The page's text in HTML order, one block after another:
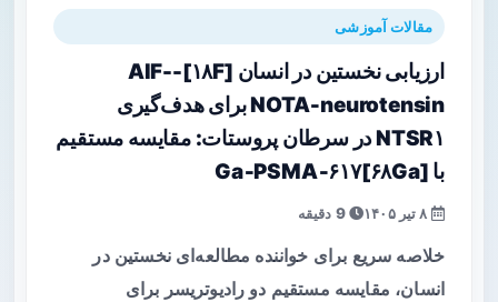
مقالات آموزشی
ارزیابی نخستین در انسان [۱۸F]-AlF-
NOTA‑neurotensin برای هدف‌گیری
NTSR۱ در سرطان پروستات: مقایسه مستقیم
با [۶۸Ga]Ga‑PSMA‑۶۱۷
9 دقیقه
خلاصه سریع برای خواننده مطالعه‌ای نخستین در
انسان، مقایسه مستقیم دو رادیوتریسر برای